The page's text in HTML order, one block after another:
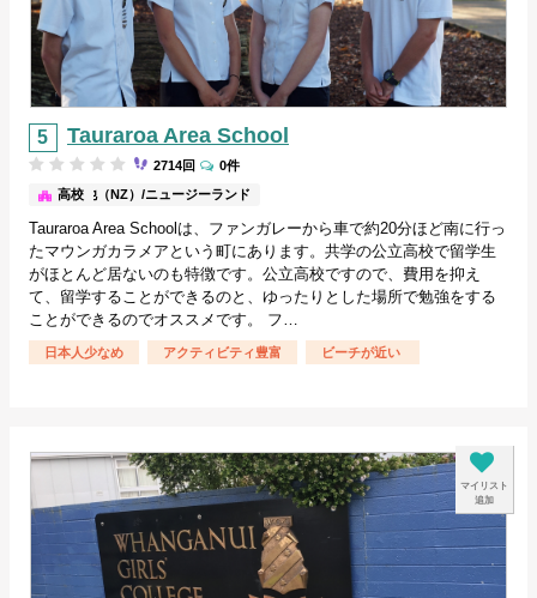
Tauraroa Area School
その他（NZ）/ニュージーランド
高校
2714回 0件
Tauraroa Area Schoolは、ファンガレーから車で約20分ほど南に行っ
たマウンガカラメアという町にあります。共学の公立高校で留学生
がほとんど居ないのも特徴です。公立高校ですので、費用を抑え
て、留学することができるのと、ゆったりとした場所で勉強をする
ことができるのでオススメです。 フ…
日本人少なめ アクティビティ豊富 ビーチが近い
マイリスト
追加